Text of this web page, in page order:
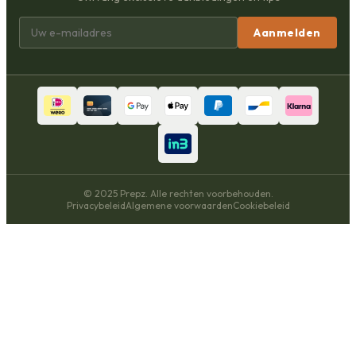
Aanmelden
© 2025 Prepz. Alle rechten voorbehouden.
PrivacybeleidAlgemene voorwaardenCookiebeleid